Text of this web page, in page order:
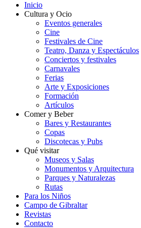
Inicio
Cultura y Ocio
Eventos generales
Cine
Festivales de Cine
Teatro, Danza y Espectáculos
Conciertos y festivales
Carnavales
Ferias
Arte y Exposiciones
Formación
Artículos
Comer y Beber
Bares y Restaurantes
Copas
Discotecas y Pubs
Qué visitar
Museos y Salas
Monumentos y Arquitectura
Parques y Naturalezas
Rutas
Para los Niños
Campo de Gibraltar
Revistas
Contacto